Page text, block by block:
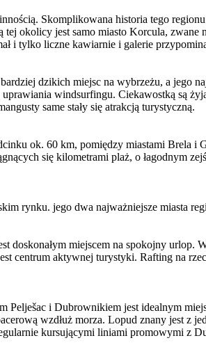
Skomplikowana historia tego
okolicy jest samo miasto Korcula,
i tylko liczne kawiarnie i galerie
dzikich miejsc na wybrzeżu, a jego
windsurfingu. Ciekawostką są
same stały się atrakcją turystyczną.
ok. 60 km, pomiędzy miastami Brela i
się kilometrami plaż, o łagodnym
rynku. jego dwa najważniejsze miasta
doskonałym miejscem na spokojny
centrum aktywnej turystyki. Rafting na
Pelješac i Dubrownikiem jest idealnym
wzdłuż morza. Lopud znany jest z
kursującymi liniami promowymi z